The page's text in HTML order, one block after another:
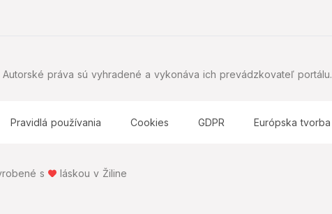
Autorské práva sú vyhradené a vykonáva ich prevádzkovateľ portálu.
Pravidlá používania Cookies GDPR Európska tvorba
s láskou v Žiline